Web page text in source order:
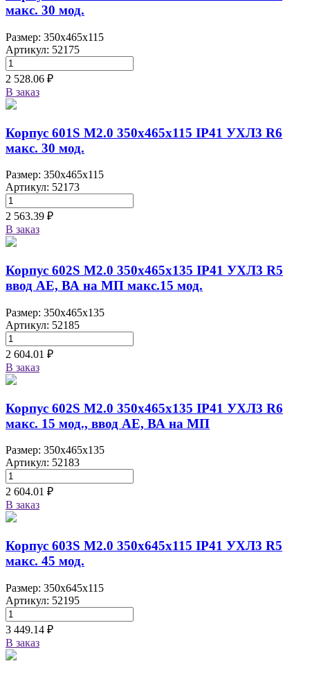
макс. 30 мод.
Размер: 350x465x115
Артикул: 52175
2 528.06 ₽
В заказ
Корпус 601S M2.0 350х465х115 IP41 УХЛ3 R6
макс. 30 мод.
Размер: 350x465x115
Артикул: 52173
2 563.39 ₽
В заказ
Корпус 602S M2.0 350х465х135 IP41 УХЛ3 R5
ввод АЕ, ВА на МП макс.15 мод.
Размер: 350x465x135
Артикул: 52185
2 604.01 ₽
В заказ
Корпус 602S M2.0 350х465х135 IP41 УХЛ3 R6
макс. 15 мод., ввод АЕ, ВА на МП
Размер: 350x465x135
Артикул: 52183
2 604.01 ₽
В заказ
Корпус 603S M2.0 350х645х115 IP41 УХЛ3 R5
макс. 45 мод.
Размер: 350x645x115
Артикул: 52195
3 449.14 ₽
В заказ